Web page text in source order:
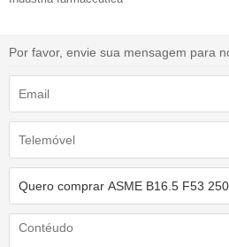
Por favor, envie sua mensagem para